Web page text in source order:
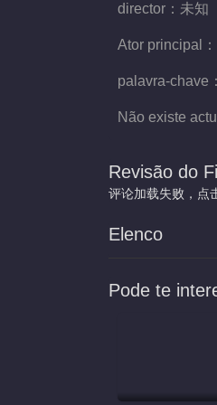
director： 未知
Ator principal：
palavra-chave：
Não existe
Revisão do
评论加载失败，点
Elenco
Pode te